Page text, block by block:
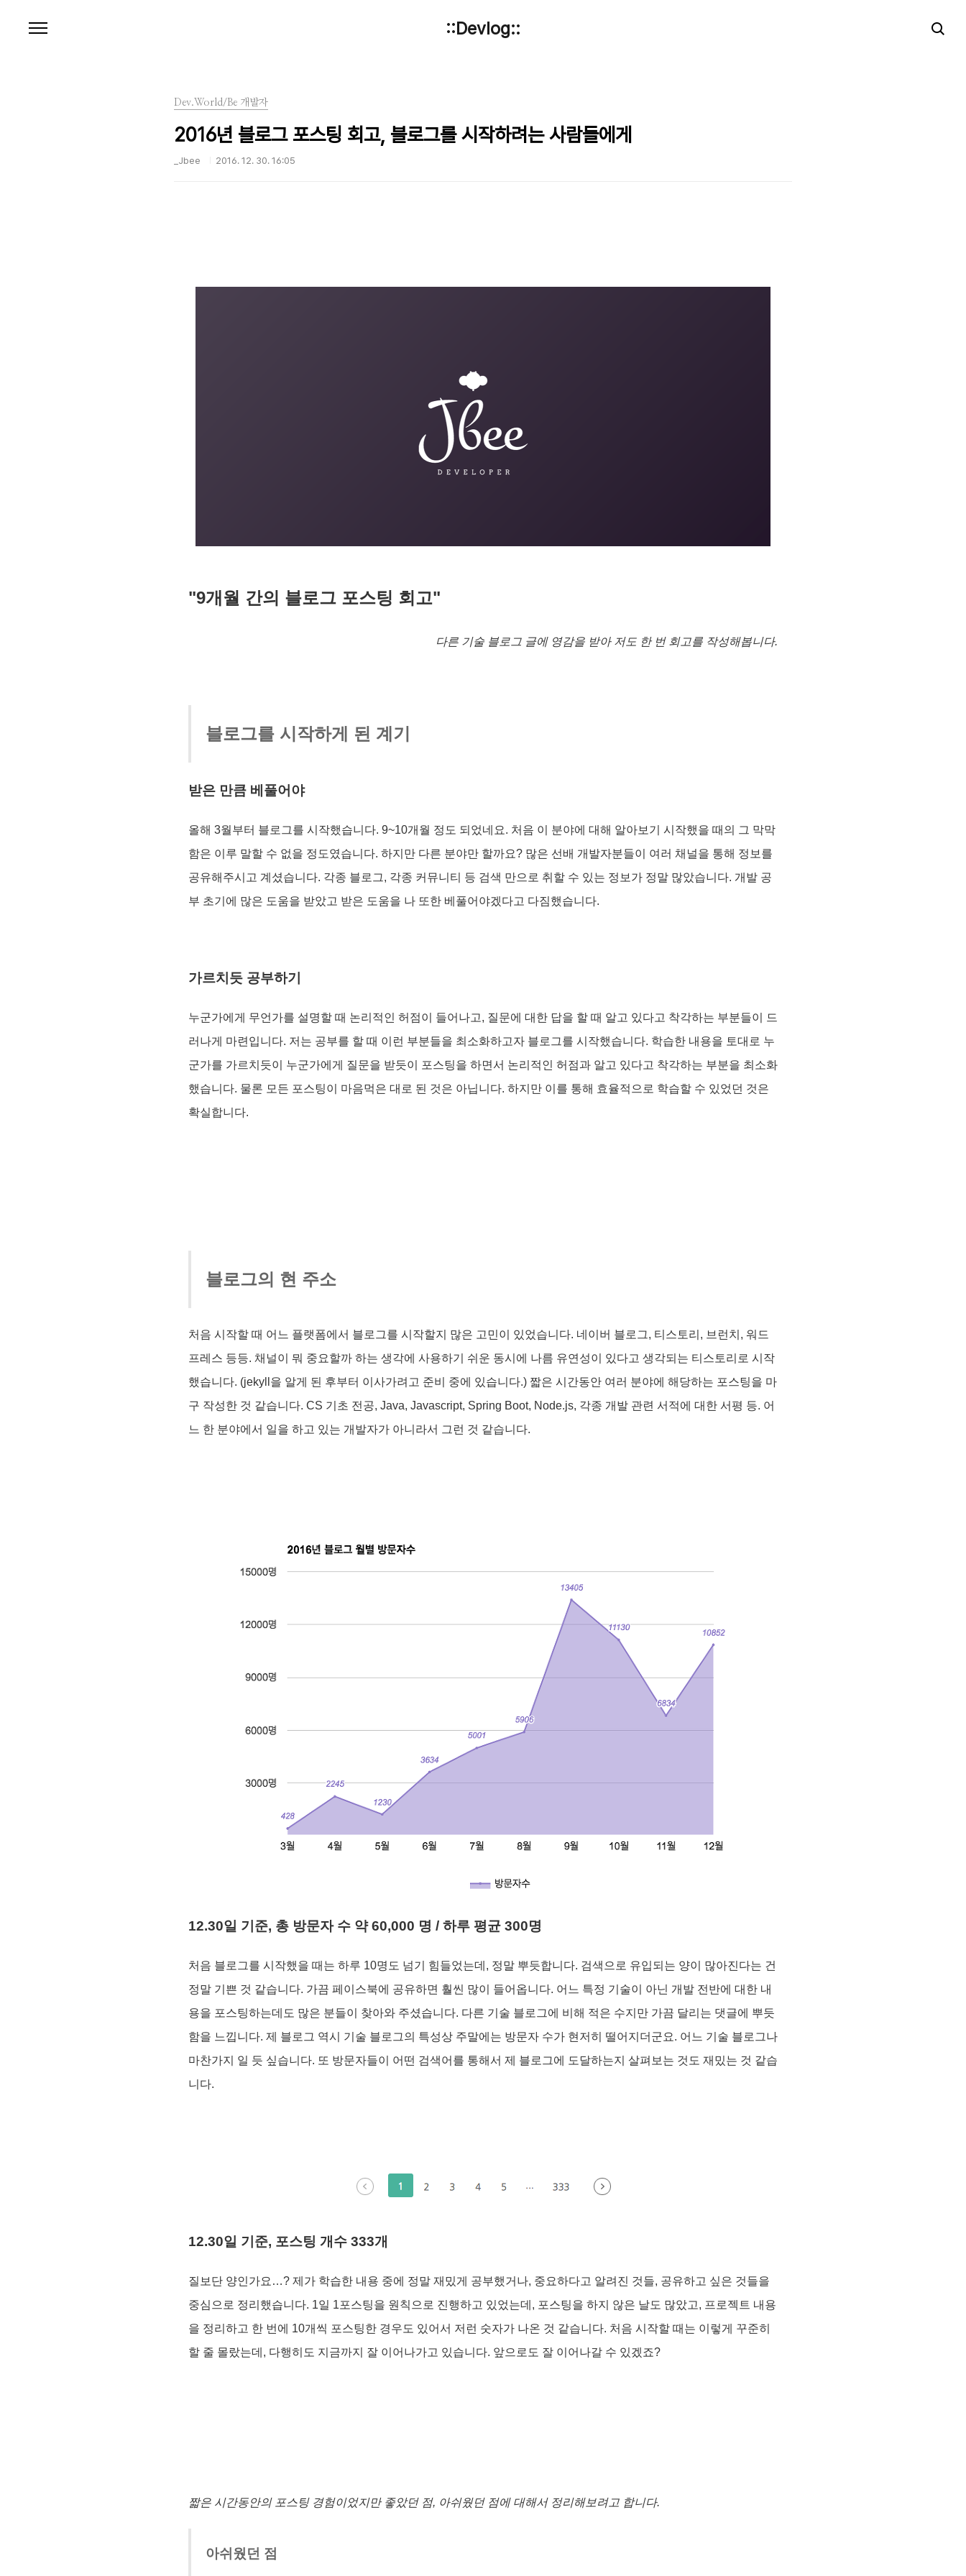
::Devlog::
Dev.World/Be 개발자
2016년 블로그 포스팅 회고, 블로그를 시작하려는 사람들에게
_Jbee 2016. 12. 30. 16:05
"9개월 간의 블로그 포스팅 회고"
다른 기술 블로그 글에 영감을 받아 저도 한 번 회고를 작성해봅니다.
블로그를 시작하게 된 계기
받은 만큼 베풀어야
올해 3월부터 블로그를 시작했습니다. 9~10개월 정도 되었네요. 처음 이 분야에 대해 알아보기 시작했을 때의 그 막막
함은 이루 말할 수 없을 정도였습니다. 하지만 다른 분야만 할까요? 많은 선배 개발자분들이 여러 채널을 통해 정보를
공유해주시고 계셨습니다. 각종 블로그, 각종 커뮤니티 등 검색 만으로 취할 수 있는 정보가 정말 많았습니다. 개발 공
부 초기에 많은 도움을 받았고 받은 도움을 나 또한 베풀어야겠다고 다짐했습니다.
가르치듯 공부하기
누군가에게 무언가를 설명할 때 논리적인 허점이 들어나고, 질문에 대한 답을 할 때 알고 있다고 착각하는 부분들이 드
러나게 마련입니다. 저는 공부를 할 때 이런 부분들을 최소화하고자 블로그를 시작했습니다. 학습한 내용을 토대로 누
군가를 가르치듯이 누군가에게 질문을 받듯이 포스팅을 하면서 논리적인 허점과 알고 있다고 착각하는 부분을 최소화
했습니다. 물론 모든 포스팅이 마음먹은 대로 된 것은 아닙니다. 하지만 이를 통해 효율적으로 학습할 수 있었던 것은
확실합니다.
블로그의 현 주소
처음 시작할 때 어느 플랫폼에서 블로그를 시작할지 많은 고민이 있었습니다. 네이버 블로그, 티스토리, 브런치, 워드
프레스 등등. 채널이 뭐 중요할까 하는 생각에 사용하기 쉬운 동시에 나름 유연성이 있다고 생각되는 티스토리로 시작
했습니다. (jekyll을 알게 된 후부터 이사가려고 준비 중에 있습니다.) 짧은 시간동안 여러 분야에 해당하는 포스팅을 마
구 작성한 것 같습니다. CS 기초 전공, Java, Javascript, Spring Boot, Node.js, 각종 개발 관련 서적에 대한 서평 등. 어
느 한 분야에서 일을 하고 있는 개발자가 아니라서 그런 것 같습니다.
12.30일 기준, 총 방문자 수 약 60,000 명 / 하루 평균 300명
처음 블로그를 시작했을 때는 하루 10명도 넘기 힘들었는데, 정말 뿌듯합니다. 검색으로 유입되는 양이 많아진다는 건
정말 기쁜 것 같습니다. 가끔 페이스북에 공유하면 훨씬 많이 들어옵니다. 어느 특정 기술이 아닌 개발 전반에 대한 내
용을 포스팅하는데도 많은 분들이 찾아와 주셨습니다. 다른 기술 블로그에 비해 적은 수지만 가끔 달리는 댓글에 뿌듯
함을 느낍니다. 제 블로그 역시 기술 블로그의 특성상 주말에는 방문자 수가 현저히 떨어지더군요. 어느 기술 블로그나
마찬가지 일 듯 싶습니다. 또 방문자들이 어떤 검색어를 통해서 제 블로그에 도달하는지 살펴보는 것도 재밌는 것 같습
니다.
12.30일 기준, 포스팅 개수 333개
질보단 양인가요…? 제가 학습한 내용 중에 정말 재밌게 공부했거나, 중요하다고 알려진 것들, 공유하고 싶은 것들을
중심으로 정리했습니다. 1일 1포스팅을 원칙으로 진행하고 있었는데, 포스팅을 하지 않은 날도 많았고, 프로젝트 내용
을 정리하고 한 번에 10개씩 포스팅한 경우도 있어서 저런 숫자가 나온 것 같습니다. 처음 시작할 때는 이렇게 꾸준히
할 줄 몰랐는데, 다행히도 지금까지 잘 이어나가고 있습니다. 앞으로도 잘 이어나갈 수 있겠죠?
짧은 시간동안의 포스팅 경험이었지만 좋았던 점, 아쉬웠던 점에 대해서 정리해보려고 합니다.
아쉬웠던 점